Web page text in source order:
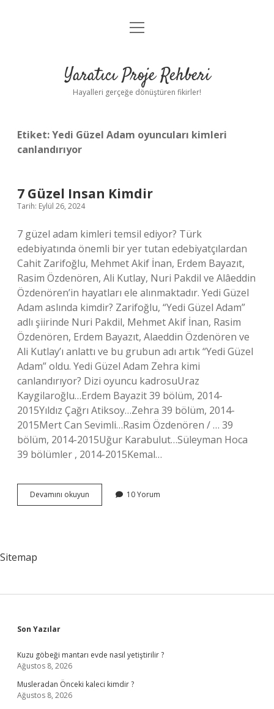
Anasayfa
Yasal Uyarı
menüyü
Yaratıcı Proje Rehberi
Hayalleri gerçeğe dönüştüren fikirler!
Etiket:Yedi Güzel Adam oyuncuları kimleri
canlandırıyor
7 Güzel Insan Kimdir
Tarih: Eylül 26, 2024
7 güzel adam kimleri temsil ediyor? Türk
edebiyatında önemli bir yer tutan edebiyatçılardan
Cahit Zarifoğlu, Mehmet Akif İnan, Erdem Bayazıt,
Rasim Özdenören, Ali Kutlay, Nuri Pakdil ve Alâeddin
Özdenören’in hayatları ele alınmaktadır. Yedi Güzel
Adam aslında kimdir? Zarifoğlu, “Yedi Güzel Adam”
adlı şiirinde Nuri Pakdil, Mehmet Akif İnan, Rasim
Özdenören, Erdem Bayazıt, Alaeddin Özdenören ve
Ali Kutlay’ı anlattı ve bu grubun adı artık “Yedi Güzel
Adam” oldu. Yedi Güzel Adam Zehra kimi
canlandırıyor? Dizi oyuncu kadrosuUraz
Kaygilaroğlu…Erdem Bayazit 39 bölüm, 2014-
2015Yıldız Çağrı Atiksoy…Zehra 39 bölüm, 2014-
2015Mert Can Sevimli…Rasim Özdenören / … 39
bölüm, 2014-2015Uğur Karabulut…Süleyman Hoca
39 bölümler , 2014-2015Kemal…
Devamını okuyun
Güzel
10 Yorum
Sitemap
Sidebar
Son Yazılar
Kuzu göbeği mantarı evde nasıl yetiştirilir ?
Ağustos 8, 2026
Musleradan Önceki kaleci kimdir ?
Ağustos 8, 2026